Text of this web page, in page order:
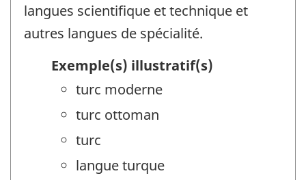
langues scientifique et technique et
autres langues de spécialité.
Exemple(s) illustratif(s)
turc moderne
turc ottoman
turc
langue turque